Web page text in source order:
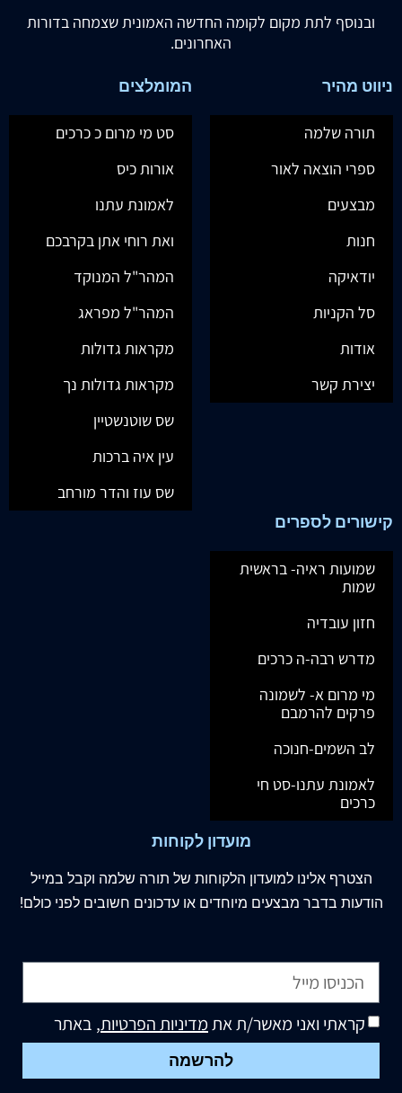
ובנוסף לתת מקום לקומה החדשה האמונית שצמחה בדורות
האחרונים.
ניווט מהיר
תורה שלמה
ספרי הוצאה לאור
מבצעים
חנות
יודאיקה
סל הקניות
אודות
יצירת קשר
המומלצים
סט מי מרום כ כרכים
אורות כיס
לאמונת עתנו
ואת רוחי אתן בקרבכם
המהר"ל המנוקד
המהר"ל מפראג
מקראות גדולות
מקראות גדולות נך
שס שוטנשטיין
עין איה ברכות
שס עוז והדר מורחב
קישורים לספרים
שמועות ראיה- בראשית
שמות
חזון עובדיה
מדרש רבה-ה כרכים
מי מרום א- לשמונה
פרקים להרמבם
לב השמים-חנוכה
לאמונת עתנו-סט חי
כרכים
מועדון לקוחות
הצטרף אלינו למועדון הלקוחות של תורה שלמה וקבל במייל
הודעות בדבר מבצעים מיוחדים או עדכונים חשובים לפני כולם!
קראתי ואני מאשר/ת אתמדיניות הפרטיות, באתר
להרשמה